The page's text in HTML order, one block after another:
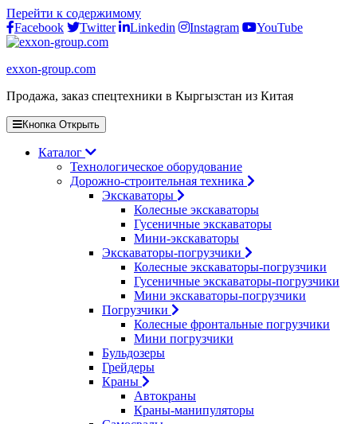
Перейти к содержимому
Facebook
Twitter Linkedin Instagram YouTube
exxon-group.com
Продажа, заказ спецтехники в Кыргызстан из Китая
Кнопка Открыть
Каталог
Технологическое оборудование
Дорожно-строительная техника
Экскаваторы
Колесные экскаваторы
Гусеничные экскаваторы
Мини-экскаваторы
Экскаваторы-погрузчики
Колесные экскаваторы-погрузчики
Гусеничные экскаваторы-погрузчики
Мини экскаваторы-погрузчики
Погрузчики
Колесные фронтальные погрузчики
Мини погрузчики
Бульдозеры
Грейдеры
Краны
Автокраны
Краны-манипуляторы